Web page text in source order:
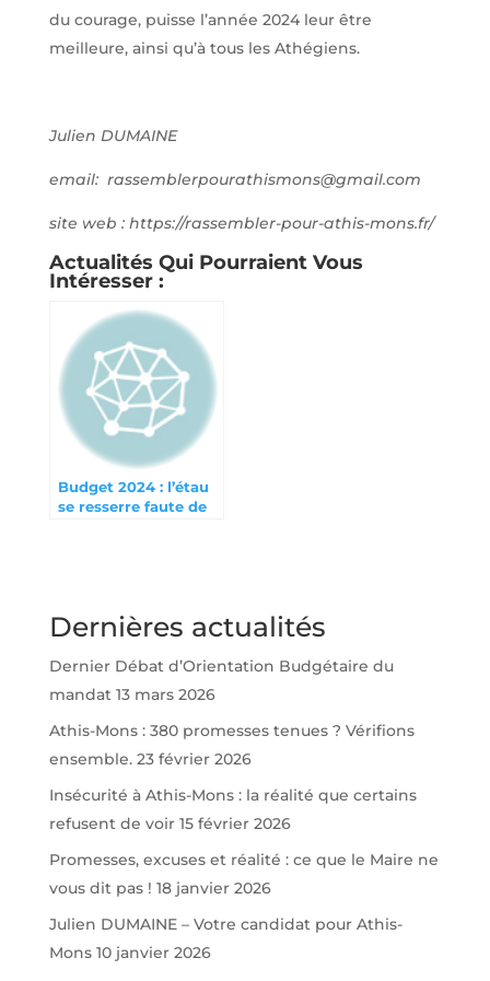
du courage, puisse l’année 2024 leur être
meilleure, ainsi qu’à tous les Athégiens.
Julien DUMAINE
email: rassemblerpourathismons@gmail.com
site web : https://rassembler-pour-athis-mons.fr/
Actualités Qui Pourraient Vous
Intéresser :
Budget 2024 : l’étau
se resserre faute de
Dernières actualités
Dernier Débat d’Orientation Budgétaire du
mandat 13 mars 2026
Athis-Mons : 380 promesses tenues ? Vérifions
ensemble. 23 février 2026
Insécurité à Athis-Mons : la réalité que certains
refusent de voir 15 février 2026
Promesses, excuses et réalité : ce que le Maire ne
vous dit pas ! 18 janvier 2026
Julien DUMAINE – Votre candidat pour Athis-
Mons 10 janvier 2026